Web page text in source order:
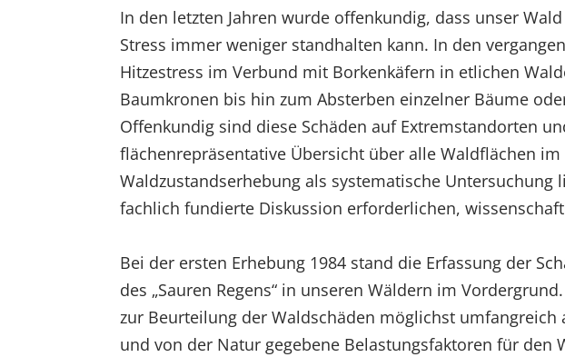
In den letzten Jahren wurde offenkundig, dass unser
Stress immer weniger standhalten kann. In den
Hitzestress im Verbund mit Borkenkäfern in etlichen
Baumkronen bis hin zum Absterben einzelner Bäume
Offenkundig sind diese Schäden auf Extremstandorten
flächenrepräsentative Übersicht über alle Waldflächen
Waldzustandserhebung als systematische
fachlich fundierte Diskussion erforderlichen,
Bei der ersten Erhebung 1984 stand die Erfassung der
des „Sauren Regens“ in unseren Wäldern im
zur Beurteilung der Waldschäden möglichst umfangreich
und von der Natur gegebene Belastungsfaktoren für den